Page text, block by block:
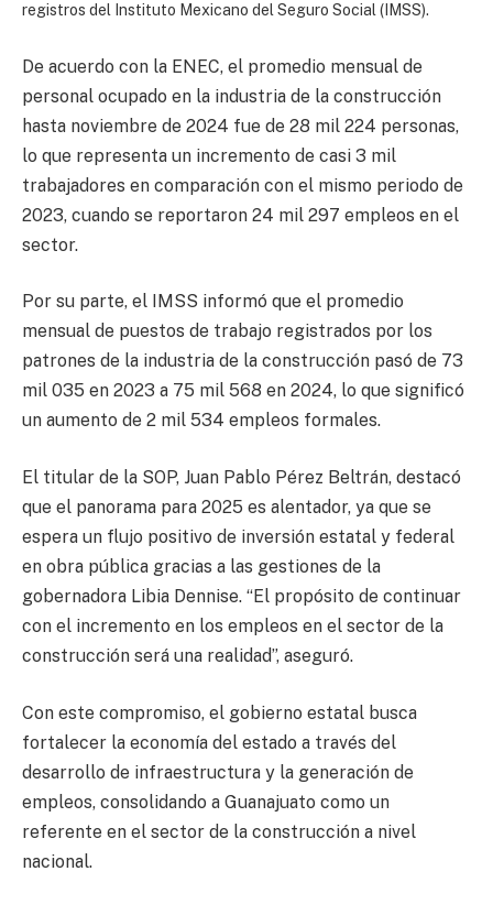
registros del Instituto Mexicano del Seguro Social (IMSS).
De acuerdo con la ENEC, el promedio mensual de
personal ocupado en la industria de la construcción
hasta noviembre de 2024 fue de 28 mil 224 personas,
lo que representa un incremento de casi 3 mil
trabajadores en comparación con el mismo periodo de
2023, cuando se reportaron 24 mil 297 empleos en el
sector.
Por su parte, el IMSS informó que el promedio
mensual de puestos de trabajo registrados por los
patrones de la industria de la construcción pasó de 73
mil 035 en 2023 a 75 mil 568 en 2024, lo que significó
un aumento de 2 mil 534 empleos formales.
El titular de la SOP, Juan Pablo Pérez Beltrán, destacó
que el panorama para 2025 es alentador, ya que se
espera un flujo positivo de inversión estatal y federal
en obra pública gracias a las gestiones de la
gobernadora Libia Dennise. “El propósito de continuar
con el incremento en los empleos en el sector de la
construcción será una realidad”, aseguró.
Con este compromiso, el gobierno estatal busca
fortalecer la economía del estado a través del
desarrollo de infraestructura y la generación de
empleos, consolidando a Guanajuato como un
referente en el sector de la construcción a nivel
nacional.